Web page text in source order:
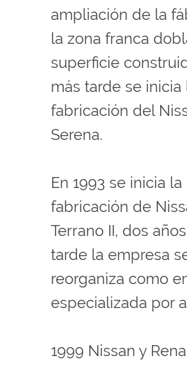
ampliación de la
la zona franca
superficie
más tarde se inicia
fabricación del
Serena.
En 1993 se inicia la
fabricación de
Terrano II, dos
tarde la empresa
reorganiza como
especializada por
1999 Nissan y